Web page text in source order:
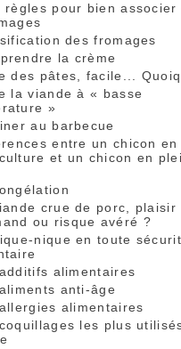
règles pour bien associer
des fromages
la crème
des pâtes, facile...
la viande à « basse
»
au barbecue
entre un chicon en
et un chicon en
crue de porc, plaisir
ou risque avéré ?
nique en toute
alimentaires
anti-âge
alimentaires
les plus